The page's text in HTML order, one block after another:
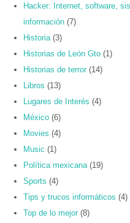
Hacker: Internet, software,
información (7)
Historia (3)
Historias de León Gto (1)
Historias de terror (14)
Libros (13)
Lugares de Interés (4)
México (6)
Movies (4)
Music (1)
Política mexicana (19)
Sports (4)
Tips y trucos informáticos (4)
Top de lo mejor (8)